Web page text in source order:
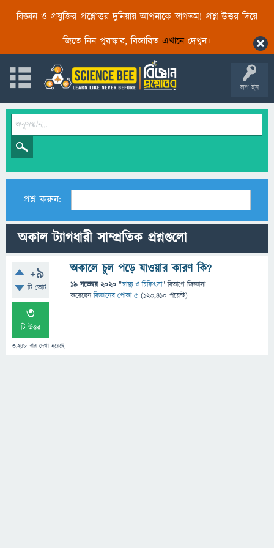
বিজ্ঞান ও প্রযুক্তির প্রশ্নোত্তর দুনিয়ায় আপনাকে স্বাগতম! প্রশ্ন-উত্তর দিয়ে
জিতে নিন পুরস্কার, বিস্তারিত এখানেদেখুন।
লগ ইন
প্রশ্ন করুন:
অকাল ট্যাগধারী সাম্প্রতিক প্রশ্নগুলো
+9
টি ভোট
3
টি উত্তর
3,248 বার দেখা হয়েছে
অকালে চুল পড়ে যাওয়ার কারণ কি?
19 নভেম্বর 2020 "স্বাস্থ্য ও চিকিৎসা" বিভাগে জিজ্ঞাসা
করেছেনবিজ্ঞানের পোকা ৫ (123,410 পয়েন্ট)